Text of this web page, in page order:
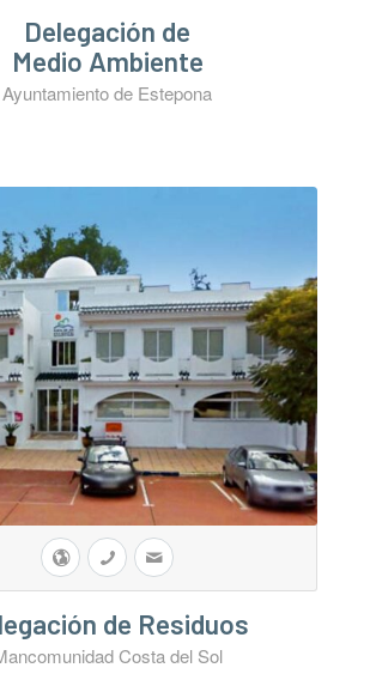
Delegación de
Medio Ambiente
Ayuntamiento de Estepona
de Residuos
Costa del Sol